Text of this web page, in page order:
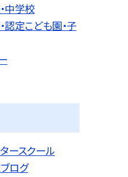
中学校
定こども園・子
ースクール
ログ